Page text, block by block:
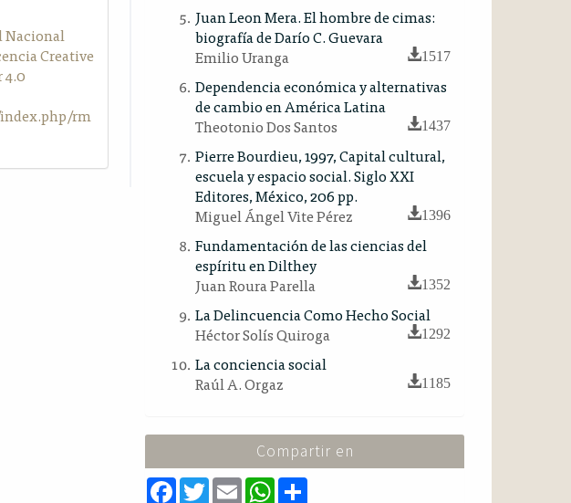
Nacional
Creative
rm
Juan Leon Mera. El hombre de cimas:
biografía de Darío C. Guevara
Emilio Uranga
1517
Dependencia económica y alternativas
de cambio en América Latina
Theotonio Dos Santos
1437
Pierre Bourdieu, 1997, Capital cultural,
escuela y espacio social. Siglo XXI
Editores, México, 206 pp.
Miguel Ángel Vite Pérez
1396
Fundamentación de las ciencias del
espíritu en Dilthey
Juan Roura Parella
1352
La Delincuencia Como Hecho Social
Héctor Solís Quiroga
1292
La conciencia social
Raúl A. Orgaz
1185
Compartir en
F T E W